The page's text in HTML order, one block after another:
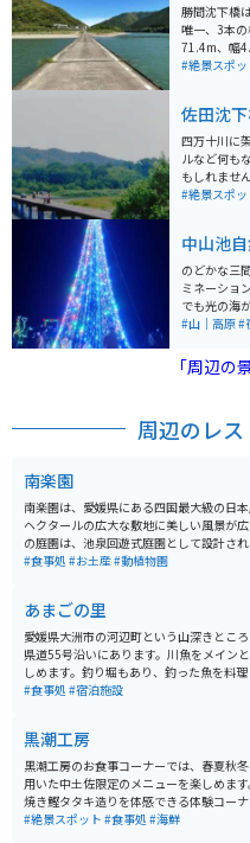
勝間沈下橋
唯一、3本
71.4m、幅
く、流れが
名なスポッ
村駅から車
は、江川崎
アクセスできます。 四万十川沿
むよう設計
の山々が織
下橋は、そ
#絶景スポッ
佐田沈
四万十川に
ルなど何も
もしれませ
た川と、輝
#絶景スポッ
中山池
のどかな三
ミネーショ
でも光の海
は友人同士
ーションの
とができま
#山｜高原#
「周辺
周辺のレ
南楽園
南楽園は、愛媛県にある四国最大級の日
ヘクタールの広大な敷地に美しい風景が
の庭園は、池泉回遊式庭園として設計さ
小川、四季折々の花々がとてもきれいです
は、茶室「山荘」や展望台もあり、静かな
りとした時間を過ごすことができます。ま
に開催される花のイベントや茶会、庭園
ども見どころの一つです。自然の美しさ
を感じられる南楽園は、リラックスしたひ
すのに最適なスポットです。
#食事処 #お土産#動植物園
あまごの里
愛媛県大洲市の河辺町という山深きところ
県道55号沿いにあります。川魚をメイン
しめます。釣り堀もあり、釣った魚を料
食べることもできます。宿泊施設もあり渓
#食事処 #宿泊施設
黒潮工房
黒潮工房のお食事コーナーでは、春夏秋
用いた中土佐限定のメニューを楽しめま
焼き鰹タタキ造りを体感できる体験コー
す。かつおのタタキ体験の場所からは、漁
#絶景スポット #食事処 #海鮮